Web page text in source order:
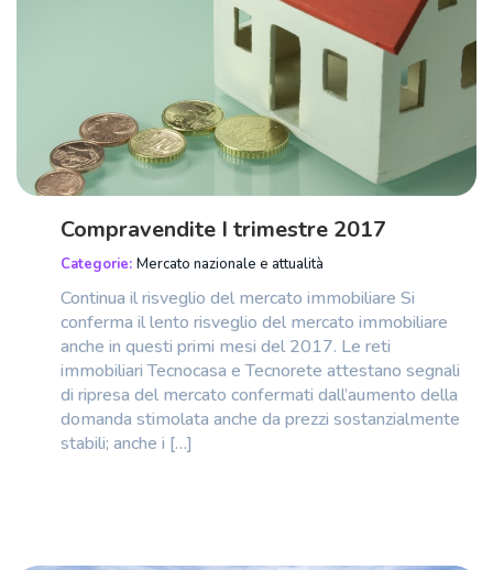
Compravendite I trimestre 2017
Categorie: Mercato nazionale e attualità
Continua il risveglio del mercato immobiliare Si
conferma il lento risveglio del mercato immobiliare
anche in questi primi mesi del 2017. Le reti
immobiliari Tecnocasa e Tecnorete attestano segnali
di ripresa del mercato confermati dall’aumento della
domanda stimolata anche da prezzi sostanzialmente
stabili; anche i […]